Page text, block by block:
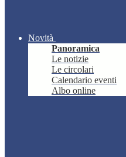
Novità
Panoramica
Le notizie
Le circolari
Calendario eventi
Albo online